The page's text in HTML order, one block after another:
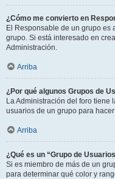
¿Cómo me convierto en
El Responsable de un grupo es
grupo. Si está interesado en
Administración.
Arriba
¿Por qué algunos Grupos de
La Administración del foro
usuarios de un grupo para
Arriba
¿Qué es un “Grupo de
Si es miembro de más de un
para determinar qué color y